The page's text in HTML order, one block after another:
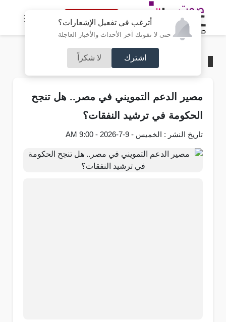
أترغب في تفعيل الإشعارات؟
حتى لا تفوتك آخر الأحداث والأخبار العاجلة
اشترك لا شكراً
النسخة الكاملة
عربي و دولي
مصير الدعم التمويني في مصر.. هل تنجح
الحكومة في ترشيد النفقات؟
تاريخ النشر : الخميس - 9-7-2026 - 9:00 AM